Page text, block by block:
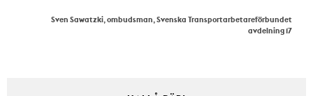
Sven Sawatzki, ombudsman, Svenska Transportarbetareförbundet
avdelning 17